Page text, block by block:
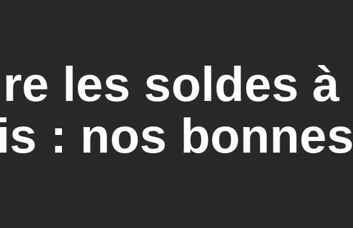
les soldes à
: nos bonnes